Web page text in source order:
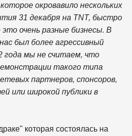
окровавило нескольких
31 декабря на TNT, быстро
очень разные бизнесы. В
был более агрессивный
года мы не считаем, что
такого типа
партнеров, спонсоров,
или широкой публики в
которая состоялась на